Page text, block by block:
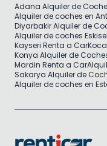
Adana Alquiler de
Alquiler de coches en
Diyarbakir Alquiler de
Alquiler de coches
Kayseri Renta a Car
Konya Alquiler de
Mardin Renta a Car
Sakarya Alquiler de
Alquiler de coches en